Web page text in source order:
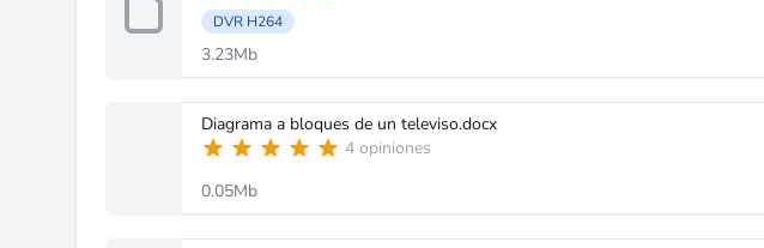
DVR H264
3.23Mb
Diagrama a bloques de un televiso.docx
4 opiniones
0.05Mb